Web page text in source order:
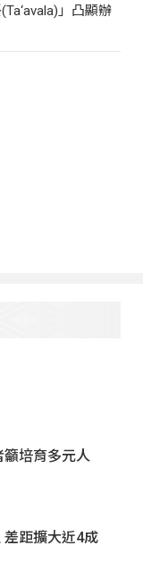
」凸顯辦
培育多元人
距擴大近4成